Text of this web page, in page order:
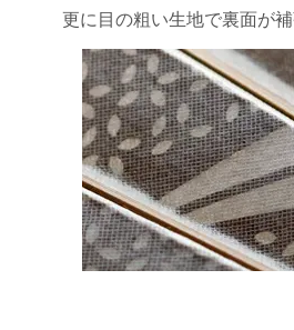
更に目の粗い生地で裏面が補